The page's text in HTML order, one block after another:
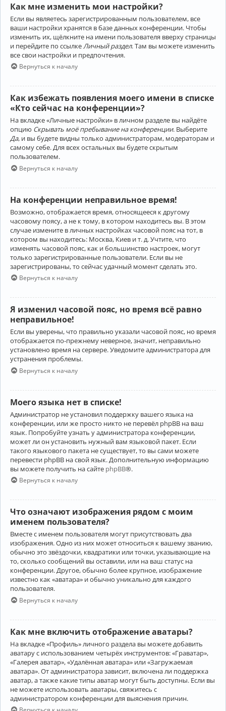
Как мне изменить мои настройки?
Если вы являетесь зарегистрированным пользователем, все
ваши настройки хранятся в базе данных конференции. Чтобы
изменить их, щёлкните на имени пользователя вверху страницы
и перейдите по ссылке Личный раздел. Там вы можете изменить
все свои настройки и предпочтения.
Вернуться к началу
Как избежать появления моего имени в списке
«Кто сейчас на конференции»?
На вкладке «Личные настройки» в личном разделе вы найдёте
опцию Скрывать моё пребывание на конференции. Выберите
Да, и вы будете видны только администраторам, модераторам и
самому себе. Для всех остальных вы будете скрытым
пользователем.
Вернуться к началу
На конференции неправильное время!
Возможно, отображается время, относящееся к другому
часовому поясу, а не к тому, в котором находитесь вы. В этом
случае измените в личных настройках часовой пояс на тот, в
котором вы находитесь: Москва, Киев и т. д. Учтите, что
изменять часовой пояс, как и большинство настроек, могут
только зарегистрированные пользователи. Если вы не
зарегистрированы, то сейчас удачный момент сделать это.
Вернуться к началу
Я изменил часовой пояс, но время всё равно
неправильное!
Если вы уверены, что правильно указали часовой пояс, но время
отображается по-прежнему неверное, значит, неправильно
установлено время на сервере. Уведомите администратора для
устранения проблемы.
Вернуться к началу
Моего языка нет в списке!
Администратор не установил поддержку вашего языка на
конференции, или же просто никто не перевёл phpBB на ваш
язык. Попробуйте узнать у администратора конференции,
может ли он установить нужный вам языковой пакет. Если
такого языкового пакета не существует, то вы сами можете
перевести phpBB на свой язык. Дополнительную информацию
вы можете получить на сайте phpBB®.
Вернуться к началу
Что означают изображения рядом с моим
именем пользователя?
Вместе с именем пользователя могут присутствовать два
изображения. Одно из них может относиться к вашему званию,
обычно это звёздочки, квадратики или точки, указывающие на
то, сколько сообщений вы оставили, или на ваш статус на
конференции. Другое, обычно более крупное, изображение
известно как «аватара» и обычно уникально для каждого
пользователя.
Вернуться к началу
Как мне включить отображение аватары?
На вкладке «Профиль» личного раздела вы можете добавить
аватару с использованием четырёх инструментов: «Граватар»,
«Галерея аватар», «Удалённая аватара» или «Загружаемая
аватара». От администратора зависит, включена ли поддержка
аватар, а также какие типы аватар могут быть доступны. Если вы
не можете использовать аватары, свяжитесь с
администратором конференции для выяснения причин.